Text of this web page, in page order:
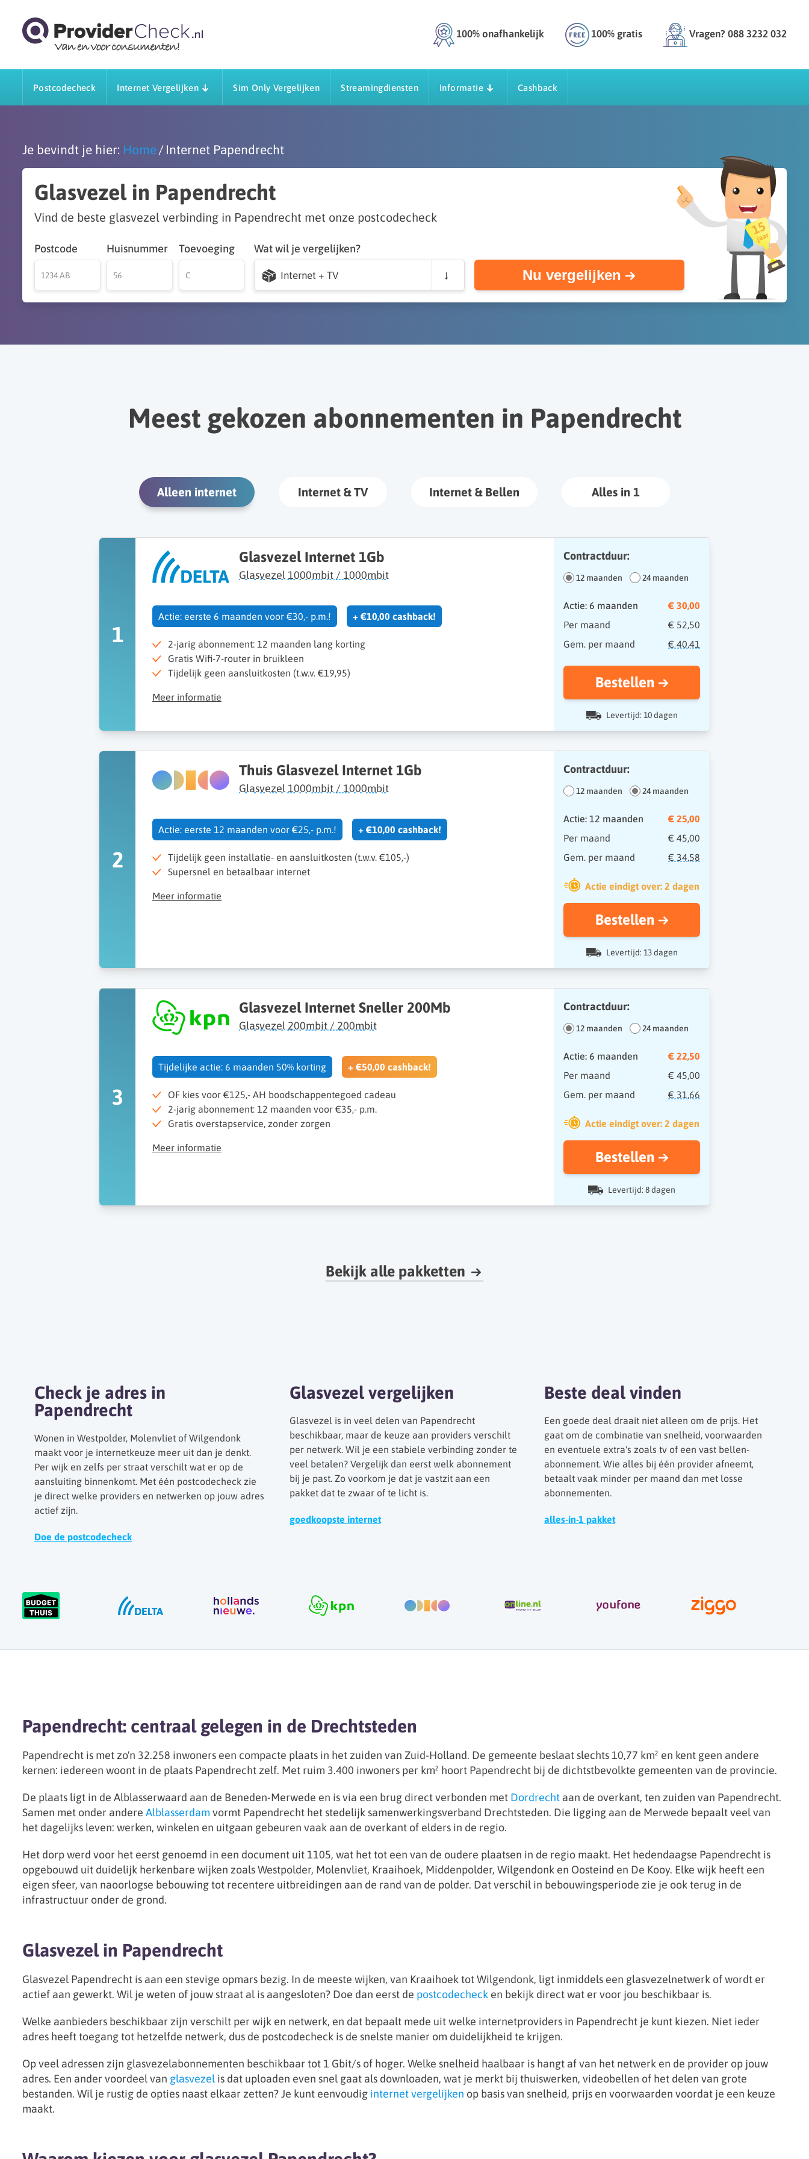
100% onafhankelijk 100% gratis Vragen? 088 3232 032
Postcodecheck Internet Vergelijken Sim Only Vergelijken Streamingdiensten Informatie Cashback
Je bevindt je hier: Home Internet Papendrecht
Glasvezel in Papendrecht
Vind de beste glasvezel verbinding in Papendrecht met onze postcodecheck
Postcode Huisnummer Toevoeging Wat wil je vergelijken?
Internet + TV Nu vergelijken
Meest gekozen abonnementen in Papendrecht
Alleen internet Internet & TV Internet & Bellen Alles in 1
1
Glasvezel Internet 1Gb
Glasvezel 1000mbit / 1000mbit
Actie: eerste 6 maanden voor €30,- p.m.! + €10,00 cashback!
2-jarig abonnement: 12 maanden lang korting
Gratis Wifi-7-router in bruikleen
Tijdelijk geen aansluitkosten (t.w.v. €19,95)
Meer informatie
Contractduur:
12 maanden 24 maanden
Actie: 6 maanden
€ 30,00
Per maand
€ 52,50
Gem. per maand
€ 40,41
Bestellen
Levertijd: 10 dagen
2
Thuis Glasvezel Internet 1Gb
Glasvezel 1000mbit / 1000mbit
Actie: eerste 12 maanden voor €25,- p.m.! + €10,00 cashback!
Tijdelijk geen installatie- en aansluitkosten (t.w.v. €105,-)
Supersnel en betaalbaar internet
Meer informatie
Contractduur:
12 maanden 24 maanden
Actie: 12 maanden
€ 25,00
Per maand
€ 45,00
Gem. per maand
€ 34,58
Actie eindigt over: 2 dagen
Bestellen
Levertijd: 13 dagen
3
Glasvezel Internet Sneller 200Mb
Glasvezel 200mbit / 200mbit
Tijdelijke actie: 6 maanden 50% korting + €50,00 cashback!
OF kies voor €125,- AH boodschappentegoed cadeau
2-jarig abonnement: 12 maanden voor €35,- p.m.
Gratis overstapservice, zonder zorgen
Meer informatie
Contractduur:
12 maanden 24 maanden
Actie: 6 maanden
€ 22,50
Per maand
€ 45,00
Gem. per maand
€ 31,66
Actie eindigt over: 2 dagen
Bestellen
Levertijd: 8 dagen
Bekijk alle pakketten
Check je adres in
Papendrecht
Wonen in Westpolder, Molenvliet of Wilgendonk
maakt voor je internetkeuze meer uit dan je denkt.
Per wijk en zelfs per straat verschilt wat er op de
aansluiting binnenkomt. Met één postcodecheck zie
je direct welke providers en netwerken op jouw adres
actief zijn.
Doe de postcodecheck
Glasvezel vergelijken
Glasvezel is in veel delen van Papendrecht
beschikbaar, maar de keuze aan providers verschilt
per netwerk. Wil je een stabiele verbinding zonder te
veel betalen? Vergelijk dan eerst welk abonnement
bij je past. Zo voorkom je dat je vastzit aan een
pakket dat te zwaar of te licht is.
goedkoopste internet
Beste deal vinden
Een goede deal draait niet alleen om de prijs. Het
gaat om de combinatie van snelheid, voorwaarden
en eventuele extra's zoals tv of een vast bellen-
abonnement. Wie alles bij één provider afneemt,
betaalt vaak minder per maand dan met losse
abonnementen.
alles-in-1 pakket
Papendrecht: centraal gelegen in de Drechtsteden
Papendrecht is met zo'n 32.258 inwoners een compacte plaats in het zuiden van Zuid-Holland. De gemeente beslaat slechts 10,77 km² en kent geen andere
kernen: iedereen woont in de plaats Papendrecht zelf. Met ruim 3.400 inwoners per km² hoort Papendrecht bij de dichtstbevolkte gemeenten van de provincie.
De plaats ligt in de Alblasserwaard aan de Beneden-Merwede en is via een brug direct verbonden met Dordrecht aan de overkant, ten zuiden van Papendrecht.
Samen met onder andere Alblasserdam vormt Papendrecht het stedelijk samenwerkingsverband Drechtsteden. Die ligging aan de Merwede bepaalt veel van
het dagelijks leven: werken, winkelen en uitgaan gebeuren vaak aan de overkant of elders in de regio.
Het dorp werd voor het eerst genoemd in een document uit 1105, wat het tot een van de oudere plaatsen in de regio maakt. Het hedendaagse Papendrecht is
opgebouwd uit duidelijk herkenbare wijken zoals Westpolder, Molenvliet, Kraaihoek, Middenpolder, Wilgendonk en Oosteind en De Kooy. Elke wijk heeft een
eigen sfeer, van naoorlogse bebouwing tot recentere uitbreidingen aan de rand van de polder. Dat verschil in bebouwingsperiode zie je ook terug in de
infrastructuur onder de grond.
Glasvezel in Papendrecht
Glasvezel Papendrecht is aan een stevige opmars bezig. In de meeste wijken, van Kraaihoek tot Wilgendonk, ligt inmiddels een glasvezelnetwerk of wordt er
actief aan gewerkt. Wil je weten of jouw straat al is aangesloten? Doe dan eerst de postcodecheck en bekijk direct wat er voor jou beschikbaar is.
Welke aanbieders beschikbaar zijn verschilt per wijk en netwerk, en dat bepaalt mede uit welke internetproviders in Papendrecht je kunt kiezen. Niet ieder
adres heeft toegang tot hetzelfde netwerk, dus de postcodecheck is de snelste manier om duidelijkheid te krijgen.
Op veel adressen zijn glasvezelabonnementen beschikbaar tot 1 Gbit/s of hoger. Welke snelheid haalbaar is hangt af van het netwerk en de provider op jouw
adres. Een ander voordeel van glasvezel is dat uploaden even snel gaat als downloaden, wat je merkt bij thuiswerken, videobellen of het delen van grote
bestanden. Wil je rustig de opties naast elkaar zetten? Je kunt eenvoudig internet vergelijken op basis van snelheid, prijs en voorwaarden voordat je een keuze
maakt.